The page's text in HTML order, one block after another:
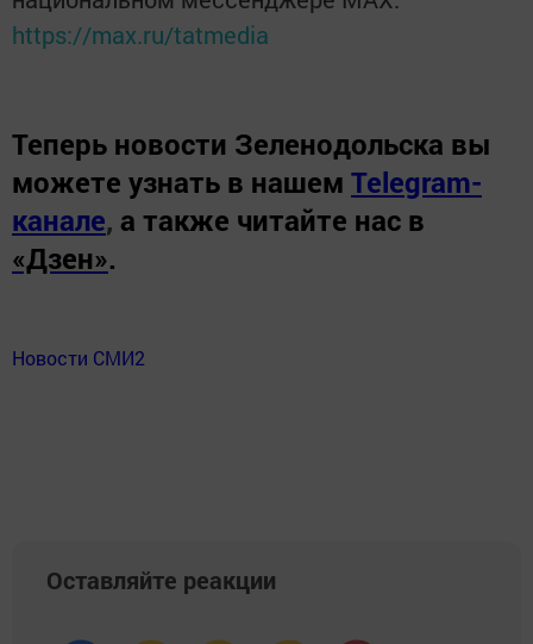
https://max.ru/tatmedia
Теперь новости Зеленодольска вы
можете узнать в нашем Telegram-
канале, а также читайте нас в
«Дзен».
Новости СМИ2
Оставляйте реакции